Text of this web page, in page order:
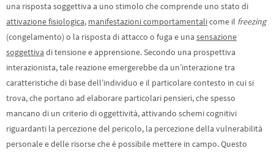
una risposta soggettiva a uno stimolo che comprende uno stato di
attivazione fisiologica, manifestazioni comportamentalicome il freezing
(congelamento) o la risposta di attacco o fuga e unasensazione
soggettivadi tensione e apprensione. Secondo una prospettiva
interazionista, tale reazione emergerebbe da un’interazione tra
caratteristiche di base dell’individuo e il particolare contesto in cui si
trova, che portano ad elaborare particolari pensieri, che spesso
mancano di un criterio di oggettività, attivando schemi cognitivi
riguardanti la percezione del pericolo, la percezione della vulnerabilità
personale e delle risorse che è possibile mettere in campo. Questo